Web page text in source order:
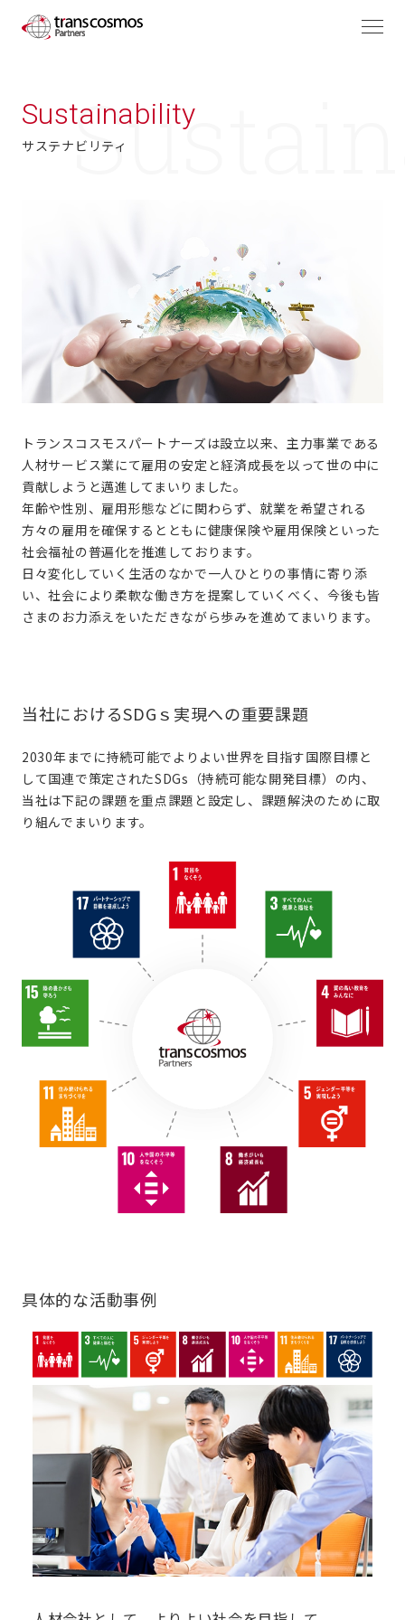
Sustainability
サステナビリティ
トランスコスモスパートナーズは設立以来、主力事業である
人材サービス業にて雇用の安定と経済成長を以って世の中に
貢献しようと邁進してまいりました。
年齢や性別、雇用形態などに関わらず、就業を希望される
方々の雇用を確保するとともに健康保険や雇用保険といった
社会福祉の普遍化を推進しております。
日々変化していく生活のなかで一人ひとりの事情に寄り添
い、社会により柔軟な働き方を提案していくべく、今後も皆
さまのお力添えをいただきながら歩みを進めてまいります。
当社におけるSDGｓ実現への重要課題
2030年までに持続可能でよりよい世界を目指す国際目標と
して国連で策定されたSDGs（持続可能な開発目標）の内、
当社は下記の課題を重点課題と設定し、課題解決のために取
り組んでまいります。
具体的な活動事例